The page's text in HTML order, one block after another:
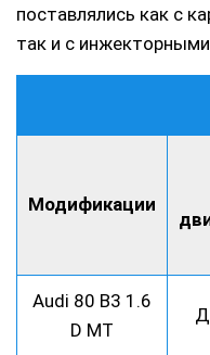
поставлялись как с
так и с
Модификации
Audi 80 B3 1.6
D MT